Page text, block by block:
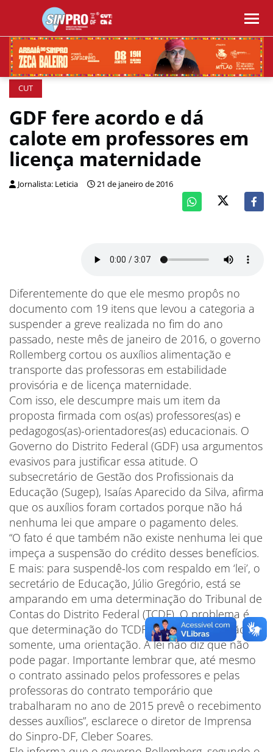
CUT
GDF fere acordo e dá
calote em professores em
licença maternidade
Jornalista: Leticia 21 de janeiro de 2016
Diferentemente do que ele mesmo propôs no
documento com 19 itens que levou a categoria a
suspender a greve realizada no fim do ano
passado, neste mês de janeiro de 2016, o governo
Rollemberg cortou os auxílios alimentação e
transporte das professoras em estabilidade
provisória e de licença maternidade.
Com isso, ele descumpre mais um item da
proposta firmada com os(as) professores(as) e
pedagogos(as)-orientadores(as) educacionais. O
Governo do Distrito Federal (GDF) usa argumentos
evasivos para justificar essa atitude. O
subsecretário de Gestão dos Profissionais da
Educação (Sugep), Isaías Aparecido da Silva, afirma
que os auxílios foram cortados porque não há
nenhuma lei que ampare o pagamento deles.
“O fato é que também não existe nenhuma lei que
impeça a suspensão do crédito desses benefícios.
E mais: para suspendê-los com respaldo em ‘lei’, o
secretário de Educação, Júlio Gregório, está se
amparando em uma determinação do Tribunal de
Contas do Distrito Federal (TCDF). O problema é
que determinação do TCDF não é lei, e sim, tão
somente, uma orientação. A lei não diz que não
pode pagar. Importante lembrar que, até mesmo
o contrato assinado pelos professores e pelas
professoras do contrato temporário que
trabalharam no ano de 2015 prevê o recebimento
desses auxílios”, esclarece o diretor de Imprensa
do Sinpro-DF, Cleber Soares.